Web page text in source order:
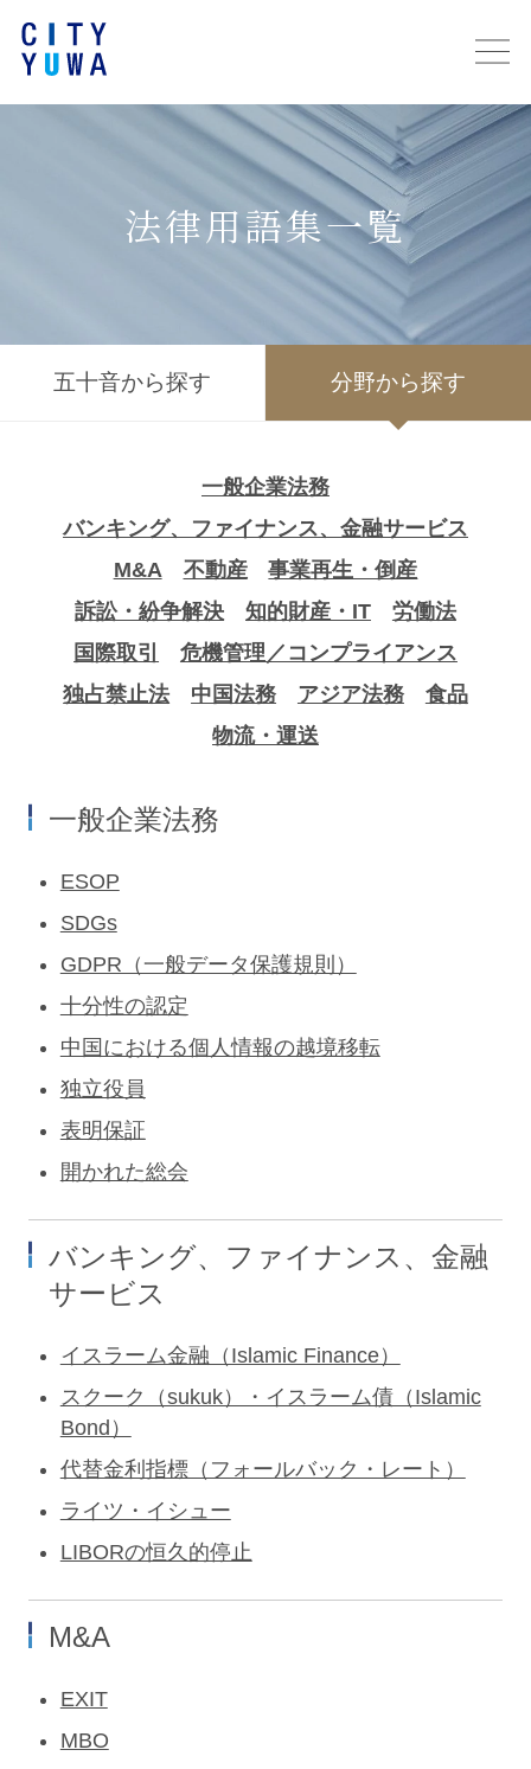
法律用語集一覧
五十音から探す 分野から探す
一般企業法務
バンキング、ファイナンス、金融サービス
M&A
不動産
事業再生・倒産
訴訟・紛争解決
知的財産・IT
労働法
国際取引
危機管理／コンプライアンス
独占禁止法
中国法務 アジア法務
食品
物流・運送
一般企業法務
ESOP
SDGs
GDPR（一般データ保護規則）
十分性の認定
中国における個人情報の越境移転
独立役員
表明保証
開かれた総会
バンキング、ファイナンス、金融
サービス
イスラーム金融（Islamic Finance）
スクーク（sukuk）・イスラーム債（Islamic
Bond）
代替金利指標（フォールバック・レート）
ライツ・イシュー
LIBORの恒久的停止
M&A
EXIT
MBO